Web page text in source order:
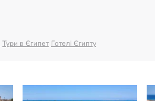
Тури в Єгипет Готелі Єгипту